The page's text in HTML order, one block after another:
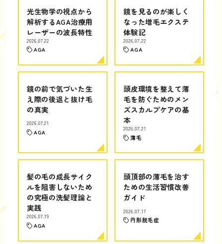
光生物学の視点から
解析するAGA治療用
レーザーの波長特性
2026.07.22
AGA
鏡を見るのが楽しく
なった増毛エクステ
体験記
2026.07.22
AGA
鏡の前で気づいた生
え際の後退と抜け毛
の真実
2026.07.21
AGA
頭皮環境を整えて薄
毛を防ぐためのメン
ズスカルプケアの基
本
2026.07.21
薄毛
髪の毛の成長サイク
ルを阻害しないため
の究極の洗髪理論と
実践
2026.07.19
AGA
頭頂部の薄毛を治す
ための生活習慣改善
ガイド
2026.07.17
円形脱毛症